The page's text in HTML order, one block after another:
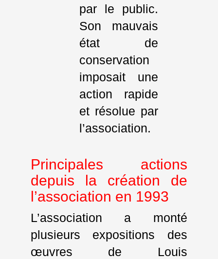
par le public.
Son mauvais
état de
conservation
imposait une
action rapide
et résolue par
l’association.
Principales actions
depuis la création de
l’association en 1993
L’association a monté
plusieurs expositions des
œuvres de Louis